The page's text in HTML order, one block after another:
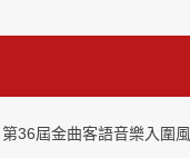
第36屆金曲客語音樂入圍